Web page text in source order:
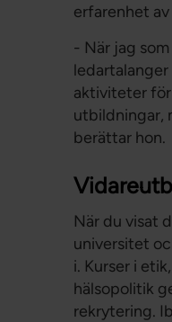
erfarenhet
- När jag
aktiviteter för
utbildningar,
berättar hon.
När du visat
universitet
i. Kurser i
hälsopolitik
rekrytering.